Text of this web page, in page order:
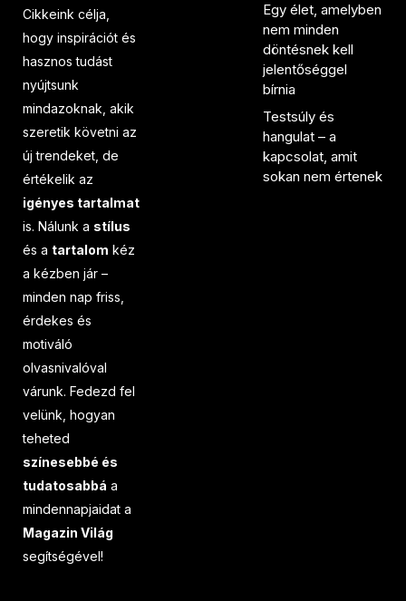
Cikkeink célja,
hogy inspirációt és
hasznos tudást
nyújtsunk
mindazoknak, akik
szeretik követni az
új trendeket, de
értékelik az
igényes tartalmat
is. Nálunk a stílus
és a tartalom kéz
a kézben jár –
minden nap friss,
érdekes és
motiváló
olvasnivalóval
várunk. Fedezd fel
velünk, hogyan
teheted
színesebbé és
tudatosabbá a
mindennapjaidat a
Magazin Világ
segítségével!
Egy élet, amelyben
nem minden
döntésnek kell
jelentőséggel
bírnia
Testsúly és
hangulat – a
kapcsolat, amit
sokan nem értenek